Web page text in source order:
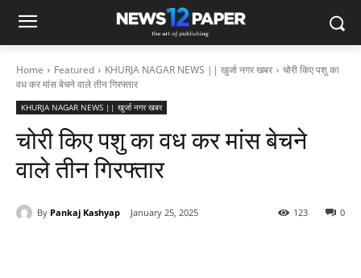
Home Featured KHURJA NAGAR NEWS || खुर्जा नगर खबर
चोरी किए पशु का
वध कर मांस बेचने वाले तीन गिरफ्तार
KHURJA NAGAR NEWS || खुर्जा नगर खबर
चोरी किए पशु का वध कर मांस बेचने
वाले तीन गिरफ्तार
By Pankaj Kashyap January 25, 2025 0
123